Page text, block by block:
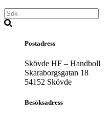
Postadress
Skövde HF – Handboll
Skaraborgsgatan 18
54152 Skövde
Besöksadress